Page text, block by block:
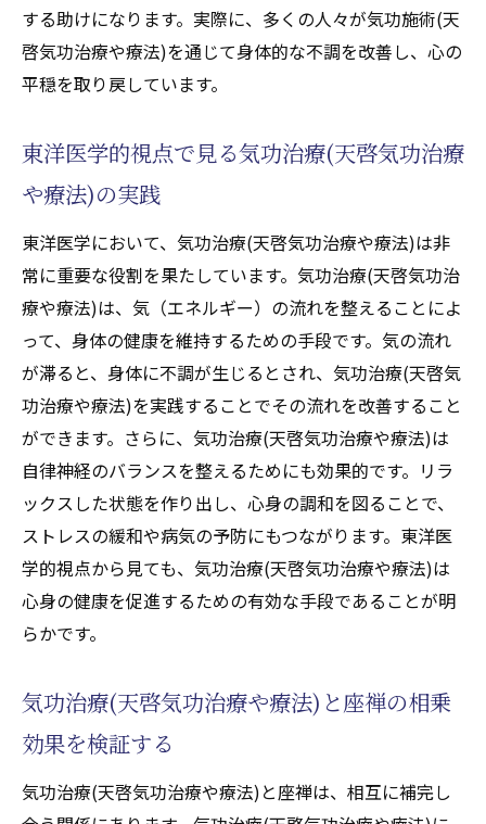
する助けになります。実際に、多くの人々が気功施術(天
啓気功治療や療法)を通じて身体的な不調を改善し、心の
平穏を取り戻しています。
東洋医学的視点で見る気功治療(天啓気功治療
や療法)の実践
東洋医学において、気功治療(天啓気功治療や療法)は非
常に重要な役割を果たしています。気功治療(天啓気功治
療や療法)は、気（エネルギー）の流れを整えることによ
って、身体の健康を維持するための手段です。気の流れ
が滞ると、身体に不調が生じるとされ、気功治療(天啓気
功治療や療法)を実践することでその流れを改善すること
ができます。さらに、気功治療(天啓気功治療や療法)は
自律神経のバランスを整えるためにも効果的です。リラ
ックスした状態を作り出し、心身の調和を図ることで、
ストレスの緩和や病気の予防にもつながります。東洋医
学的視点から見ても、気功治療(天啓気功治療や療法)は
心身の健康を促進するための有効な手段であることが明
らかです。
気功治療(天啓気功治療や療法)と座禅の相乗
効果を検証する
気功治療(天啓気功治療や療法)と座禅は、相互に補完し